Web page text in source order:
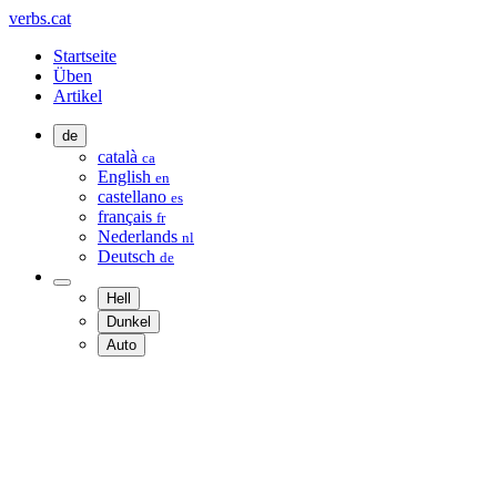
verbs.cat
Startseite
Üben
Artikel
de
català ca
English en
castellano es
français fr
Nederlands nl
Deutsch de
Hell
Dunkel
Auto